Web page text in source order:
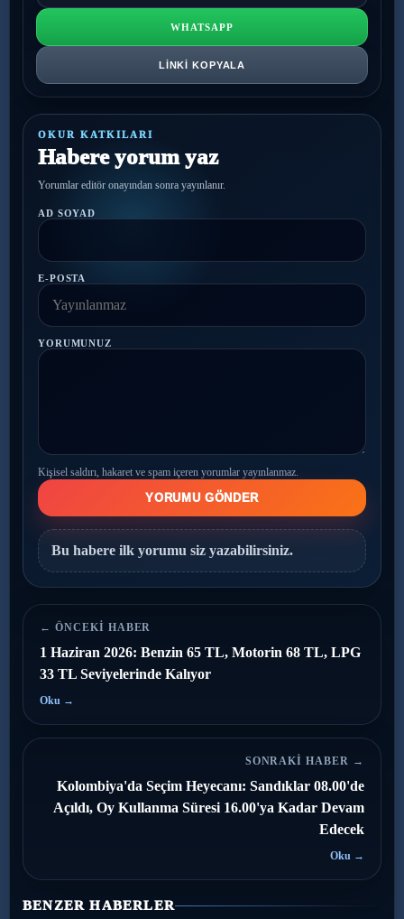
WHATSAPP
LINKI KOPYALA
OKUR KATKILARI
Habere yorum yaz
Yorumlar editör onayından sonra yayınlanır.
AD SOYAD
E-POSTA
YORUMUNUZ
Kişisel saldırı, hakaret ve spam içeren yorumlar yayınlanmaz.
YORUMU GÖNDER
Bu habere ilk yorumu siz yazabilirsiniz.
← ÖNCEKI HABER
1 Haziran 2026: Benzin 65 TL, Motorin 68 TL, LPG
33 TL Seviyelerinde Kalıyor
Oku →
SONRAKI HABER →
Kolombiya'da Seçim Heyecanı: Sandıklar 08.00'de
Açıldı, Oy Kullanma Süresi 16.00'ya Kadar Devam
Edecek
Oku →
BENZER HABERLER